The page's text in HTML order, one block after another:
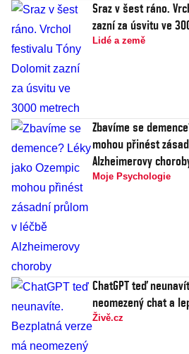
Sraz v šest ráno.
zazní za úsvitu ve
Lidé a země
Zbavíme se
mohou přinést
Alzheimerovy
Moje Psychologie
ChatGPT teď
neomezený chat a
Živě.cz